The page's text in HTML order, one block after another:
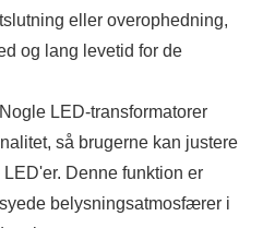
eller overophedning,
og lang levetid for de
LED-transformatorer
så brugerne kan justere
Denne funktion er
belysningsatmosfærer i